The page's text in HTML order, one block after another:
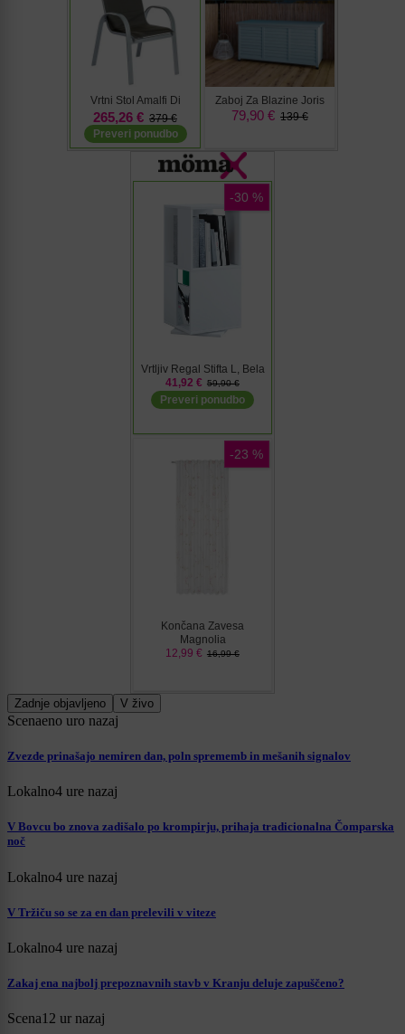
Zadnje objavljeno V živo
Scenaeno uro nazaj
Zvezde prinašajo nemiren dan, poln sprememb in mešanih signalov
Lokalno4 ure nazaj
V Bovcu bo znova zadišalo po krompirju, prihaja tradicionalna Čomparska
noč
Lokalno4 ure nazaj
V Tržiču so se za en dan prelevili v viteze
Lokalno4 ure nazaj
Zakaj ena najbolj prepoznavnih stavb v Kranju deluje zapuščeno?
Scena12 ur nazaj